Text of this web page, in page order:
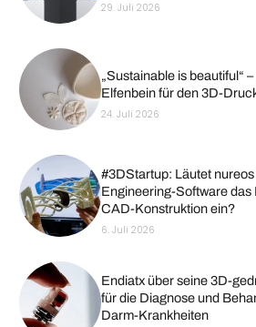
29. Juli 2026
„Sustainable is beautiful“
Elfenbein für den 3D-
24. Juli 2026
#3DStartup: Läutet
Engineering-Software das
CAD-Konstruktion ein?
6. Juli 2026
Endiatx über seine 3D-
für die Diagnose und
Darm-Krankheiten